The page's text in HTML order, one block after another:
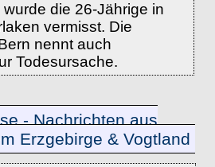
die 26-Jährige in
vermisst. Die
nennt auch
Todesursache.
- Nachrichten aus
Erzgebirge & Vogtland